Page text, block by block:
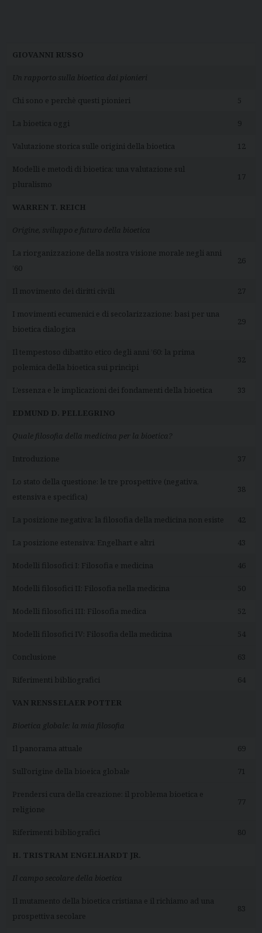
GIOVANNI RUSSO
Un rapporto sulla bioetica dai pionieri
Chi sono e perchè questi pionieri 5
La bioetica oggi 9
Valutazione storica sulle origini della bioetica 12
Modelli e metodi di bioetica: una valutazione sul
pluralismo
17
WARREN T. REICH
Origine, sviluppo e futuro della bioetica
La riorganizzazione della nostra visione morale negli anni
’60
26
Il movimento dei diritti civili 27
I movimenti ecumenici e di secolarizzazione: basi per una
bioetica dialogica
29
Il tempestoso dibattito etico degli anni ’60: la prima
polemica della bioetica sui princìpi
32
L’essenza e le implicazioni dei fondamenti della bioetica 33
EDMUND D. PELLEGRINO
Quale filosofia della medicina per la bioetica?
Introduzione 37
Lo stato della questione: le tre prospettive (negativa,
estensiva e specifica)
38
La posizione negativa: la filosofia della medicina non esiste 42
La posizione estensiva: Engelhart e altri 43
Modelli filosofici I: Filosofia e medicina 46
Modelli filosofici II: Filosofia nella medicina 50
Modelli filosofici III: Filosofia medica 52
Modelli filosofici IV: Filosofia della medicina 54
Conclusione 63
Riferimenti bibliografici 64
VAN RENSSELAER POTTER
Bioetica globale: la mia filosofia
Il panorama attuale 69
Sull’origine della bioeica globale 71
Prendersi cura della creazione: il problema bioetica e
religione
77
Riferimenti bibliografici 80
H. TRISTRAM ENGELHARDT JR.
Il campo secolare della bioetica
Il mutamento della bioetica cristiana e il richiamo ad una
prospettiva secolare
83